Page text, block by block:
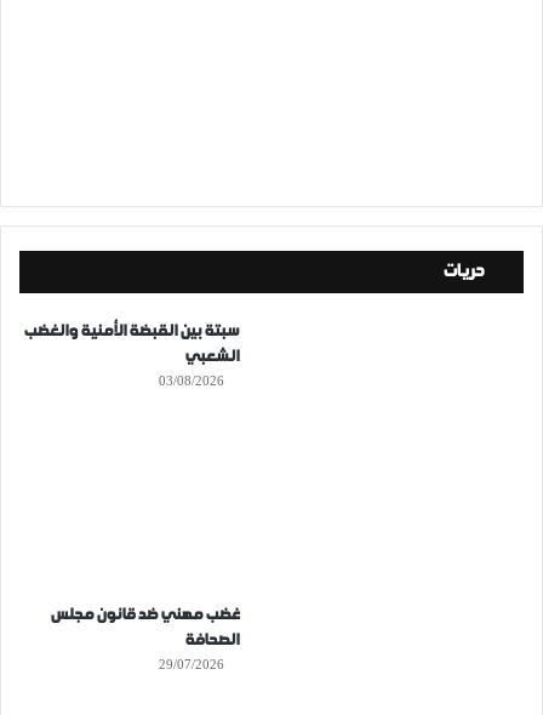
حريات
سبتة بين القبضة الأمنية والغضب
الشعبي
03/08/2026
غضب مهني ضد قانون مجلس
الصحافة
29/07/2026